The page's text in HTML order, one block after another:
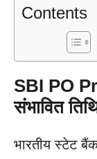
Contents
SBI PO
संभावित
भारतीय स्टेट